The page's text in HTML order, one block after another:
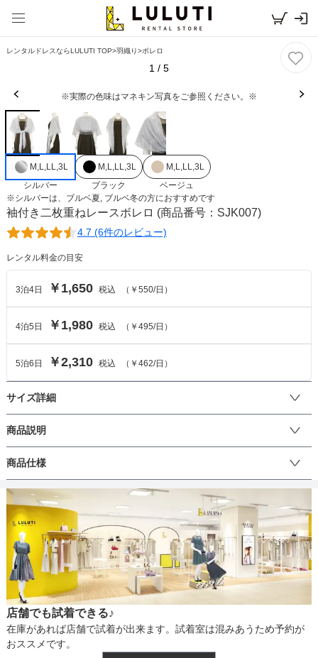
レンタルドレスならLULUTI TOP>羽織り>ボレロ
1 / 5
※実際の色味はマネキン写真をご参照ください。※
M,L,LL,3L
シルバー
M,L,LL,3L
ブラック
M,L,LL,3L
ベージュ
※シルバーは、 ブルベ夏, ブルベ冬の方におすすめです
袖付き二枚重ねレースボレロ (商品番号：SJK007)
4.7 (6件のレビュー)
レンタル料金の目安
3泊4日 ￥1,650 税込 （ ￥550/日）
4泊5 日 ￥1,980 税込 （ ￥495/日）
5泊6 日 ￥2,310 税込 （ ￥462/日）
サイズ詳細
ボレロのサイズ
サイズ (cm)
着丈 101 104
31.5 32 32 32.5
そでの長さ 39 40 40.5 42
アームホール 39
バスト 44 49 52.5 56.5
商品説明
ショールやストールに見えるデザインですが、袖が通せるので脱げ
にくく優雅な雰囲気を演出します。結んでボレロとして着用もでき
るのでコーディネートの幅が広がります。
商品仕様
丈
生地の厚さ
裏地
店舗でも試着できる♪
在庫があれば店舗で試着が出来ます。試着室は混みあうため予約が
おススメです。